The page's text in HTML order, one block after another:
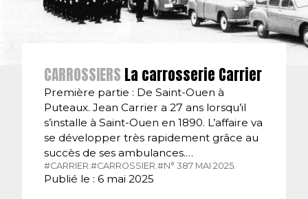
CARROSSIERS La carrosserie Carrier
Première partie : De Saint-Ouen à
Puteaux. Jean Carrier a 27 ans lorsqu’il
s’installe à Saint-Ouen en 1890. L’affaire va
se développer très rapidement grâce au
succès de ses ambulances.…
#CARRIER.#CARROSSIER.#N° 387 MAI 2025.
Publié le : 6 mai 2025